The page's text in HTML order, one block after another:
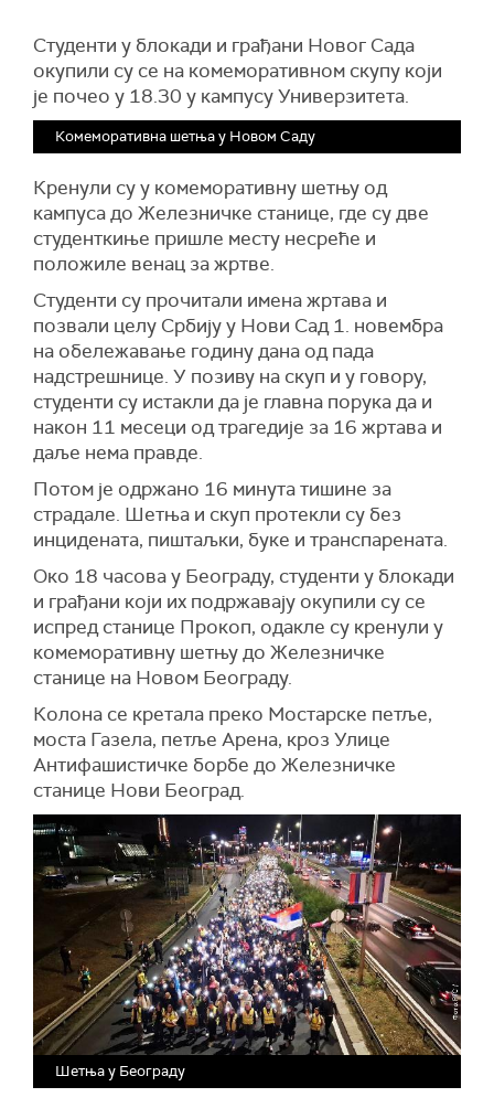
Студенти у блокади и грађани Новог Сада
окупили су се на комеморативном скупу који
је почео у 18.30 у кампусу Универзитета.
Комеморативна шетња у Новом Саду
Кренули су у комеморативну шетњу од
кампуса до Железничке станице, где су две
студенткиње пришле месту несреће и
положиле венац за жртве.
Студенти су прочитали имена жртава и
позвали целу Србију у Нови Сад 1. новембра
на обележавање годину дана од пада
надстрешнице. У позиву на скуп и у говору,
студенти су истакли да је главна порука да и
након 11 месеци од трагедије за 16 жртава и
даље нема правде.
Потом је одржано 16 минута тишине за
страдале. Шетња и скуп протекли су без
инцидената, пиштаљки, буке и транспарената.
Око 18 часова у Београду, студенти у блокади
и грађани који их подржавају окупили су се
испред станице Прокоп, одакле су кренули у
комеморативну шетњу до Железничке
станице на Новом Београду.
Колона се кретала преко Мостарске петље,
моста Газела, петље Арена, кроз Улице
Антифашистичке борбе до Железничке
станице Нови Београд.
Шетња у Београду